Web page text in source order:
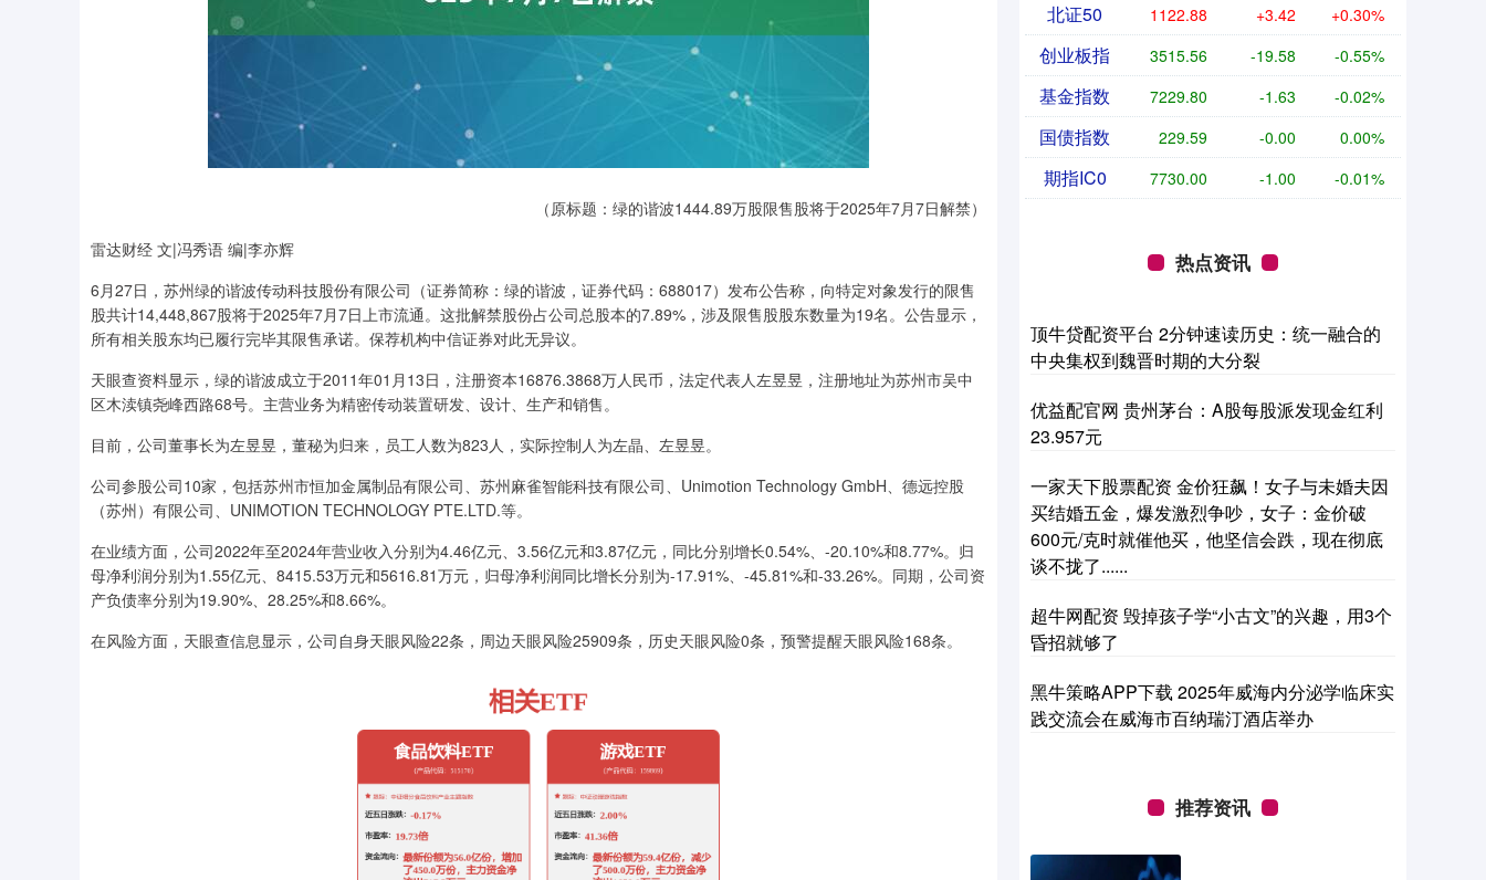
（原标题：绿的谐波1444.89万股限售股将于2025年7月7日解禁）
雷达财经 文|冯秀语 编|李亦辉
6月27日，苏州绿的谐波传动科技股份有限公司（证券简称：绿的谐波，证券代码：688017）发布公告称，向特定对象发行的限售
股共计14,448,867股将于2025年7月7日上市流通。这批解禁股份占公司总股本的7.89%，涉及限售股股东数量为19名。公告显示，
所有相关股东均已履行完毕其限售承诺。保荐机构中信证券对此无异议。
天眼查资料显示，绿的谐波成立于2011年01月13日，注册资本16876.3868万人民币，法定代表人左昱昱，注册地址为苏州市吴中
区木渎镇尧峰西路68号。主营业务为精密传动装置研发、设计、生产和销售。
目前，公司董事长为左昱昱，董秘为归来，员工人数为823人，实际控制人为左晶、左昱昱。
公司参股公司10家，包括苏州市恒加金属制品有限公司、苏州麻雀智能科技有限公司、Unimotion Technology GmbH、德远控股
（苏州）有限公司、UNIMOTION TECHNOLOGY PTE.LTD.等。
在业绩方面，公司2022年至2024年营业收入分别为4.46亿元、3.56亿元和3.87亿元，同比分别增长0.54%、-20.10%和8.77%。归
母净利润分别为1.55亿元、8415.53万元和5616.81万元，归母净利润同比增长分别为-17.91%、-45.81%和-33.26%。同期，公司资
产负债率分别为19.90%、28.25%和8.66%。
在风险方面，天眼查信息显示，公司自身天眼风险22条，周边天眼风险25909条，历史天眼风险0条，预警提醒天眼风险168条。
北证50 1122.88 +3.42 +0.30%
创业板指 3515.56 -19.58 -0.55%
基金指数 7229.80 -1.63 -0.02%
国债指数 229.59 -0.00 0.00%
期指IC0 7730.00 -1.00 -0.01%
热点资讯
顶牛贷配资平台 2分钟速读历史：统一融合的
中央集权到魏晋时期的大分裂
优益配官网 贵州茅台：A股每股派发现金红利
23.957元
一家天下股票配资 金价狂飙！女子与未婚夫因
买结婚五金，爆发激烈争吵，女子：金价破
600元/克时就催他买，他坚信会跌，现在彻底
谈不拢了......
超牛网配资 毁掉孩子学“小古文”的兴趣，用3个
昏招就够了
黑牛策略APP下载 2025年威海内分泌学临床实
践交流会在威海市百纳瑞汀酒店举办
推荐资讯